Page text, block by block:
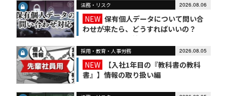
法務・リスク 2026.08.06
NEW 保有個人データについて問い合
わせが来たら、どうすればいいの？
【かんたん個人情報保護法（7）】
採用・教育・人事労務 2026.08.05
NEW
【入社1年目の『教科書の教科
書』】情報の取り扱い編